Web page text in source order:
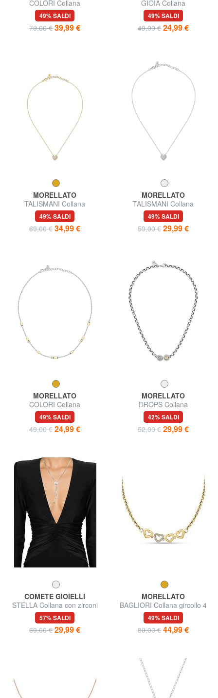
COLORI Collana
49% SALDI
79,00 € 39,99 €
GIOIA Collana
49% SALDI
49,00 € 24,99 €
MORELLATO
TALISMANI Collana
49% SALDI
69,00 € 34,99 €
MORELLATO
TALISMANI Collana
49% SALDI
59,00 € 29,99 €
MORELLATO
COLORI Collana
49% SALDI
49,00 € 24,99 €
MORELLATO
DROPS Collana
42% SALDI
52,00 € 29,99 €
COMETE GIOIELLI
STELLA Collana con zirconi
57% SALDI
69,00 € 29,99 €
MORELLATO
BAGLIORI Collana gircollo 4
cuori
49% SALDI
89,00 € 44,99 €